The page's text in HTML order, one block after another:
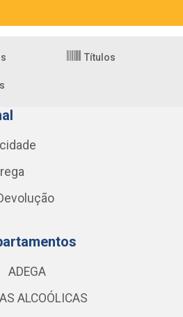
Títulos
ADEGA
ALCOÓLICAS